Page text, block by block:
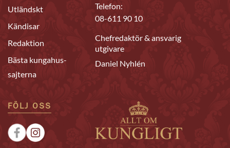
Utländskt
Kändisar
Redaktion
Bästa kungahus-
sajterna
Telefon:
08-611 90 10
Chefredaktör & ansvarig
utgivare
Daniel Nyhlén
FÖLJ OSS